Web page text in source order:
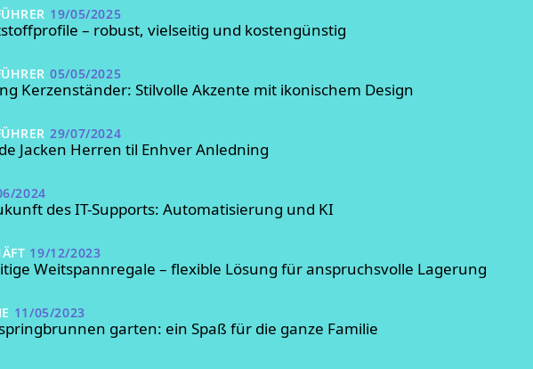
19/05/2025
– robust, vielseitig und kostengünstig
05/05/2025
Kerzenständer: Stilvolle Akzente mit ikonischem Design
29/07/2024
Jacken Herren til Enhver Anledning
2024
des IT-Supports: Automatisierung und KI
19/12/2023
Weitspannregale – flexible Lösung für anspruchsvolle Lagerung
11/05/2023
garten: ein Spaß für die ganze Familie